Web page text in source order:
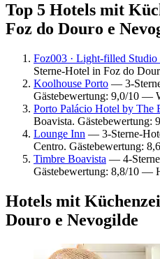
Top 5 Hotels mit
Foz do Douro e
Foz003 · Light-filled
Sterne-Hotel in Foz do
Koolhouse Porto — 3-
Gästebewertung: 9,0/10 —
Porto Palácio Hotel by The
Boavista. Gästebewertung:
Lounge Inn — 3-Sterne-
Centro. Gästebewertung:
Timbre Boavista — 4-
Gästebewertung: 8,8/10 —
Hotels mit
Douro e Nevogilde